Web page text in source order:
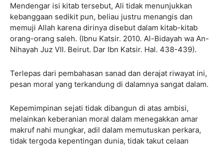
Mendengar isi kitab tersebut, Ali tidak menunjukkan
kebanggaan sedikit pun, beliau justru menangis dan
memuji Allah karena dirinya disebut dalam kitab-kitab
orang-orang saleh. (Ibnu Katsir. 2010. Al-Bidayah wa An-
Nihayah Juz VII. Beirut. Dar Ibn Katsir. Hal. 438-439).
Terlepas dari pembahasan sanad dan derajat riwayat ini,
pesan moral yang terkandung di dalamnya sangat dalam.
Kepemimpinan sejati tidak dibangun di atas ambisi,
melainkan keberanian moral dalam menegakkan amar
makruf nahi mungkar, adil dalam memutuskan perkara,
tidak tergoda kepentingan dunia, tidak takut celaan